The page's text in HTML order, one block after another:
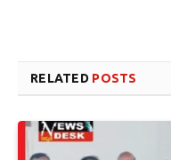
RELATED POSTS